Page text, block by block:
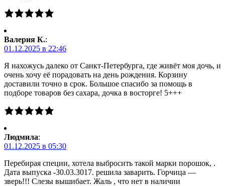
Валерия К.:
01.12.2025 в 22:46
Я нахожусь далеко от Санкт-Петербурга, где живёт моя дочь, и
очень хочу её порадовать на день рождения. Корзину
доставили точно в срок. Большое спасибо за помощь в
подборе товаров без сахара, дочка в восторге! 5+++
Людмила:
01.12.2025 в 05:30
Перебирая специи, хотела выбросить такой марки порошок, .
Дата выпуска -30.03.3017. решила заварить. Горчица —
зверь!!! Слезы вышибает. Жаль , что нет в наличии